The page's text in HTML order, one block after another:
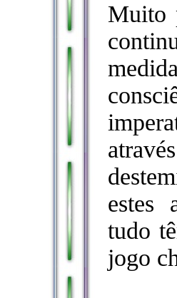
Muito
estes
tudo
jogo